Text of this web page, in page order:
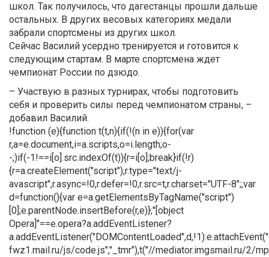
школ. Так получилось, что дагестанцы прошли дальше
остальных. В других весовых категориях медали
забрали спортсмены из других школ.
Сейчас Василий усердно тренируется и готовится к
следующим стартам. В марте спортсмена ждет
чемпионат России по дзюдо.
– Участвую в разных турнирах, чтобы подготовить
себя и проверить силы перед чемпионатом страны, –
добавил Василий.
!function (e){function t(t,n){if(!(n in e)){for(var
r,a=e.document,i=a.scripts,o=i.length;o-
-;)if(-1!==i[o].src.indexOf(t)){r=i[o];break}if(!r)
{r=a.createElement("script"),r.type="text/j-
avascript",r.async=!0,r.defer=!0,r.src=t,r.charset="UTF-8";;var
d=function(){var e=a.getElementsByTagName("script")
[0];e.parentNode.insertBefore(r,e)};"[object
Opera]"==e.opera?a.addEventListener?
fwz1.mail.ru/js/code.js","_tmr"),t("//mediator.imgsmail.ru/2/